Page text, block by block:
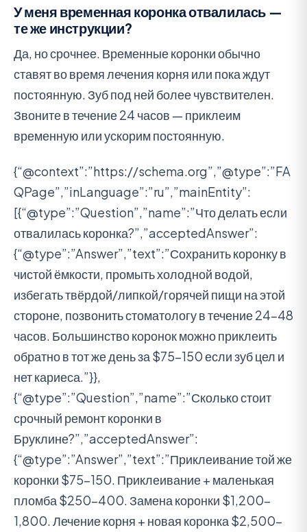
У меня временная коронка отвалилась —
те же инструкции?
Да, но срочнее. Временные коронки обычно
ставят во время лечения корня или пока ждут
постоянную. Зуб под ней более чувствителен.
Звоните в течение 24 часов — приклеим
временную или ускорим постоянную.
{“@context”:”https://schema.org”,”@type”:”FA
QPage”,”inLanguage”:”ru”,”mainEntity”:
[{“@type”:”Question”,”name”:”Что делать если
отвалилась коронка?”,”acceptedAnswer”:
{“@type”:”Answer”,”text”:”Сохранить коронку в
чистой ёмкости, промыть холодной водой,
избегать твёрдой/липкой/горячей пищи на этой
стороне, позвонить стоматологу в течение 24-48
часов. Большинство коронок можно приклеить
обратно в тот же день за $75-150 если зуб цел и
нет кариеса.”}},
{“@type”:”Question”,”name”:”Сколько стоит
срочный ремонт коронки в
Бруклине?”,”acceptedAnswer”:
{“@type”:”Answer”,”text”:”Приклеивание той же
коронки $75-150. Приклеивание + маленькая
пломба $250-400. Замена коронки $1,200-
1,800. Лечение корня + новая коронка $2,500-